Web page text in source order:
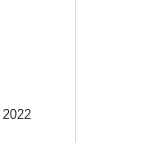
2022